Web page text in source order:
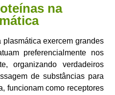
na
exercem grandes
preferencialmente nos
organizando verdadeiros
de substâncias para
funcionam como receptores